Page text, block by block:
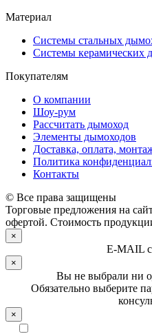
Материал
Системы стальных
Системы керамических
Покупателям
О компании
Шоу-рум
Рассчитать дымоход
Элементы дымоходов
Доставка, оплата,
Политика
Контакты
© Все права защищены
Торговые предложения на
офертой. Стоимость
×
E-MAIL
×
Вы не выбрали ни
Обязательно выберите
×